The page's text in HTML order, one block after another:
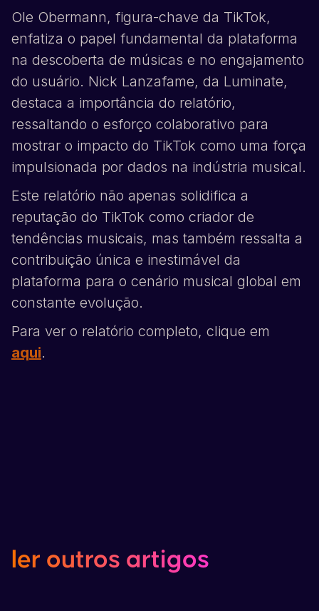
Ole Obermann, figura-chave da TikTok,
enfatiza o papel fundamental da plataforma
na descoberta de músicas e no engajamento
do usuário. Nick Lanzafame, da Luminate,
destaca a importância do relatório,
ressaltando o esforço colaborativo para
mostrar o impacto do TikTok como uma força
impulsionada por dados na indústria musical.
Este relatório não apenas solidifica a
reputação do TikTok como criador de
tendências musicais, mas também ressalta a
contribuição única e inestimável da
plataforma para o cenário musical global em
constante evolução.
Para ver o relatório completo, clique em
aqui.
ler outros artigos